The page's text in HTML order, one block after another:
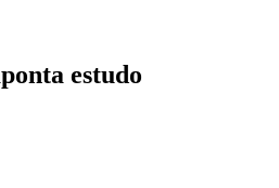
estudo